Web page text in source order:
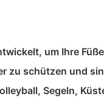
um Ihre
zu schützen und
Segeln,